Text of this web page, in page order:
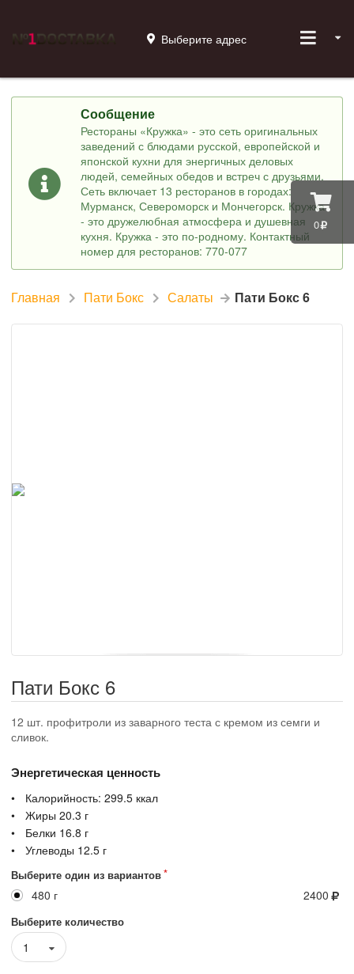
0
Выберите адрес
Сообщение
Рестораны «Кружка» - это сеть оригинальных
заведений с блюдами русской, европейской и
японской кухни для энергичных деловых
людей, семейных обедов и встреч с друзьями.
Сеть включает 13 ресторанов в городах:
Мурманск, Североморск и Мончегорск. Кружка
- это дружелюбная атмосфера и душевная
кухня. Кружка - это по-родному. Контактный
номер для ресторанов: 770-077
Главная Пати Бокс Салаты Пати Бокс 6
Пати Бокс 6
12 шт. профитроли из заварного теста с кремом из семги и
сливок.
Энергетическая ценность
Калорийность: 299.5ккал
Жиры 20.3 г
Белки 16.8 г
Углеводы 12.5г
Выберите один из вариантов
480 г 2400
Выберите количество
1